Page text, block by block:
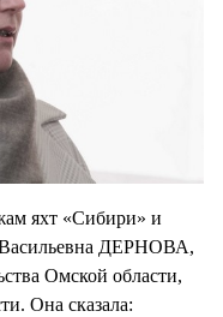
яхт «Сибири» и
Васильевна ДЕРНОВА,
Омской области,
Она сказала: